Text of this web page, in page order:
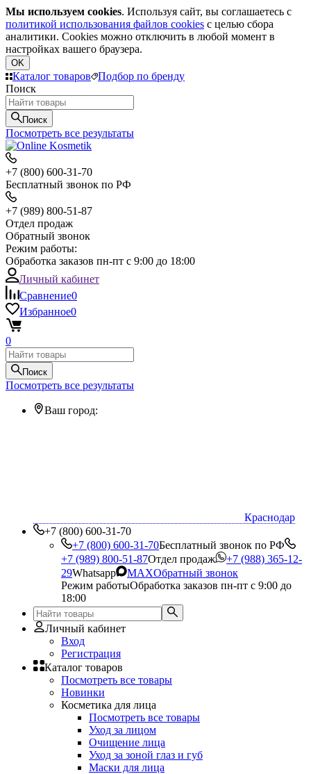
Мы используем cookies. Используя сайт, вы соглашаетесь с
политикой использования файлов cookies с целью сбора
аналитики. Cookies можно отключить в любой момент в
настройках вашего браузера.
OK
Каталог товаров
Подбор по бренду
Поиск
Поиск
Посмотреть все результаты
+7 (800) 600-31-70
Бесплатный звонок по РФ
+7 (989) 800-51-87
Отдел продаж
Обратный звонок
Режим работы:
Обработка заказов пн-пт с 9:00 до 18:00
Личный кабинет
Сравнение0
Избранное0
0
Поиск
Посмотреть все результаты
Ваш город:
Краснодар
+7 (800) 600-31-70
+7 (800) 600-31-70Бесплатный звонок по РФ
+7 (989) 800-51-87Отдел продаж
+7 (988) 365-12-
29Whatsapp MAXОбратный звонок
Режим работыОбработка заказов пн-пт с 9:00 до
18:00
Личный кабинет
Вход
Регистрация
Каталог товаров
Посмотреть все товары
Новинки
Косметика для лица
Посмотреть все товары
Уход за лицом
Очищение лица
Уход за зоной глаз и губ
Маски для лица